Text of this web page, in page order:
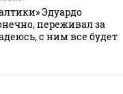
Эдуардо
переживал за
с ним все будет